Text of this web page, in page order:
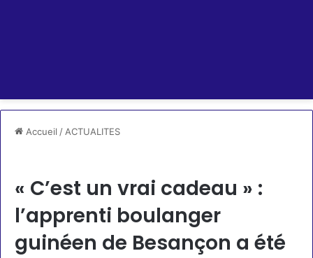
Accueil / ACTUALITES
« C’est un vrai cadeau » :
l’apprenti boulanger
guinéen de Besançon a été